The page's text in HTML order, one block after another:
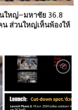
นใหญ่–มหาชัย 36.8
ส่วนใหญ่เห็นพ้องให้